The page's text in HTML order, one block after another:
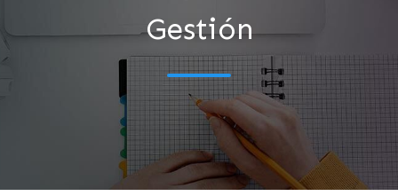
Gestión